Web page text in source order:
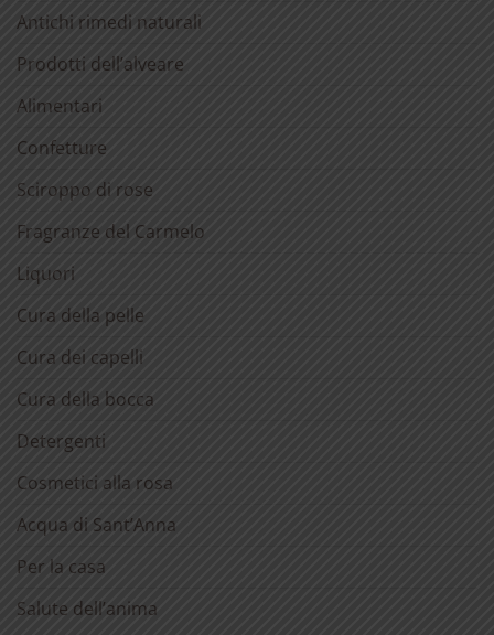
Antichi rimedi naturali
Prodotti dell’alveare
Alimentari
Confetture
Sciroppo di rose
Fragranze del Carmelo
Liquori
Cura della pelle
Cura dei capelli
Cura della bocca
Detergenti
Cosmetici alla rosa
Acqua di Sant’Anna
Per la casa
Salute dell’anima